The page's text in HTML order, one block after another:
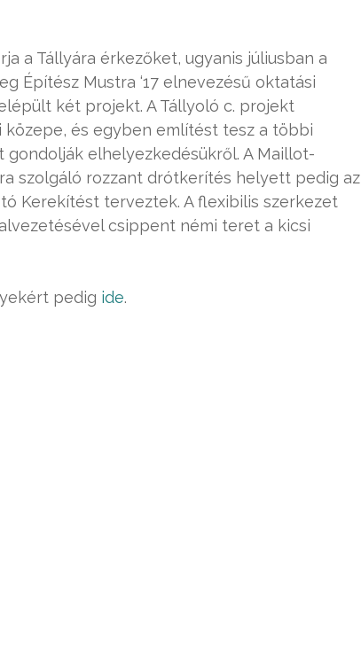
a Tállyára érkezőket, ugyanis júliusban a
Építész Mustra ‘17 elnevezésű oktatási
két projekt. A Tállyoló c. projekt
közepe, és egyben említést tesz a többi
elhelyezkedésükről. A Maillot-
szolgáló rozzant drótkerítés helyett pedig az
Kerekítést terveztek. A flexibilis szerkezet
csippent némi teret a kicsi
pedig ide.